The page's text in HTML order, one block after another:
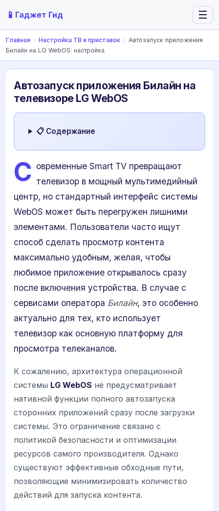
📱 Гаджет Гид ☰
Главная › Настройка ТВ и приставок › Автозапуск приложения
Билайн на LG WebOS: настройка
Автозапуск приложения Билайн на
телевизоре LG WebOS
📋 Содержание
С овременные Smart TV превращают
телевизор в мощный мультимедийный
центр, но стандартный интерфейс системы
WebOS может быть перегружен лишними
элементами. Пользователи часто ищут
способ сделать просмотр контента
максимально удобным, желая, чтобы
любимое приложение открывалось сразу
после включения устройства. В случае с
сервисами оператора Билайн, это особенно
актуально для тех, кто использует
телевизор как основную платформу для
просмотра телеканалов.
К сожалению, архитектура операционной
системы LG WebOS не предусматривает
нативной функции полного автозапуска
сторонних приложений сразу после загрузки
системы. Это ограничение связано с
политикой безопасности и оптимизации
ресурсов самого производителя. Однако
существуют эффективные обходные пути,
позволяющие минимизировать количество
действий для запуска контента.